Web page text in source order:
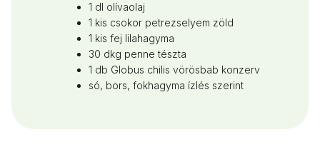
1 dl olívaolaj
1 kis csokor petrezselyem zöld
1 kis fej lilahagyma
30 dkg penne tészta
1 db Globus chilis vörösbab konzerv
só, bors, fokhagyma ízlés szerint